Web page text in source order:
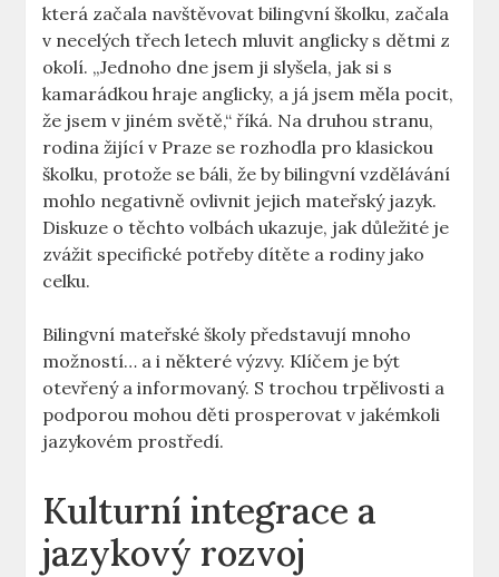
která začala navštěvovat bilingvní školku, začala
v necelých třech letech mluvit anglicky s dětmi z
okolí. „Jednoho dne jsem ji slyšela, jak si s
kamarádkou hraje anglicky, a já jsem měla pocit,
že jsem v jiném světě,“ říká. Na druhou stranu,
rodina žijící v Praze se rozhodla pro klasickou
školku, protože se báli, že by bilingvní vzdělávání
mohlo negativně ovlivnit jejich mateřský jazyk.
Diskuze o těchto volbách ukazuje, jak důležité je
zvážit specifické potřeby dítěte a rodiny jako
celku.
Bilingvní mateřské školy představují mnoho
možností… a i některé výzvy. Klíčem je být
otevřený a informovaný. S trochou trpělivosti a
podporou mohou děti prosperovat v jakémkoli
jazykovém prostředí.
Kulturní integrace a
jazykový rozvoj